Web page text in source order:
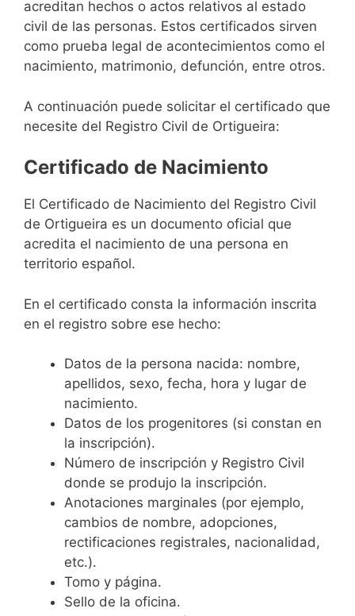
acreditan hechos o actos relativos al estado
civil de las personas. Estos certificados sirven
como prueba legal de acontecimientos como el
nacimiento, matrimonio, defunción, entre otros.
A continuación puede solicitar el certificado que
necesite del Registro Civil de Ortigueira:
Certificado de Nacimiento
El Certificado de Nacimiento del Registro Civil
de Ortigueira es un documento oficial que
acredita el nacimiento de una persona en
territorio español.
En el certificado consta la información inscrita
en el registro sobre ese hecho:
Datos de la persona nacida: nombre,
apellidos, sexo, fecha, hora y lugar de
nacimiento.
Datos de los progenitores (si constan en
la inscripción).
Número de inscripción y Registro Civil
donde se produjo la inscripción.
Anotaciones marginales (por ejemplo,
cambios de nombre, adopciones,
rectificaciones registrales, nacionalidad,
etc.).
Tomo y página.
Sello de la oficina.